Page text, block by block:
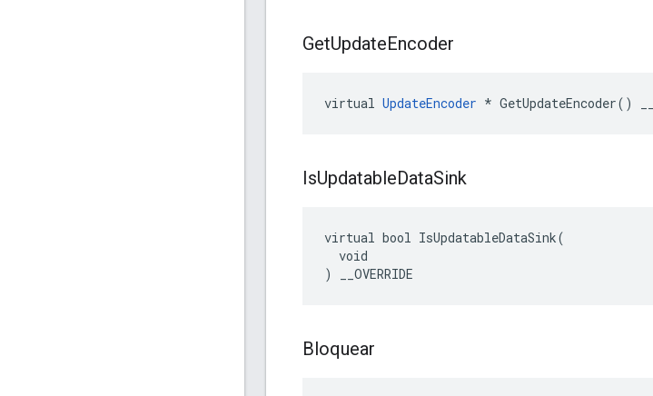
GetUpdateEncoder
virtual UpdateEncoder * GetUpdateEncoder()
IsUpdatableDataSink
virtual bool IsUpdatableDataSink(
  void
) __OVERRIDE
Bloquear